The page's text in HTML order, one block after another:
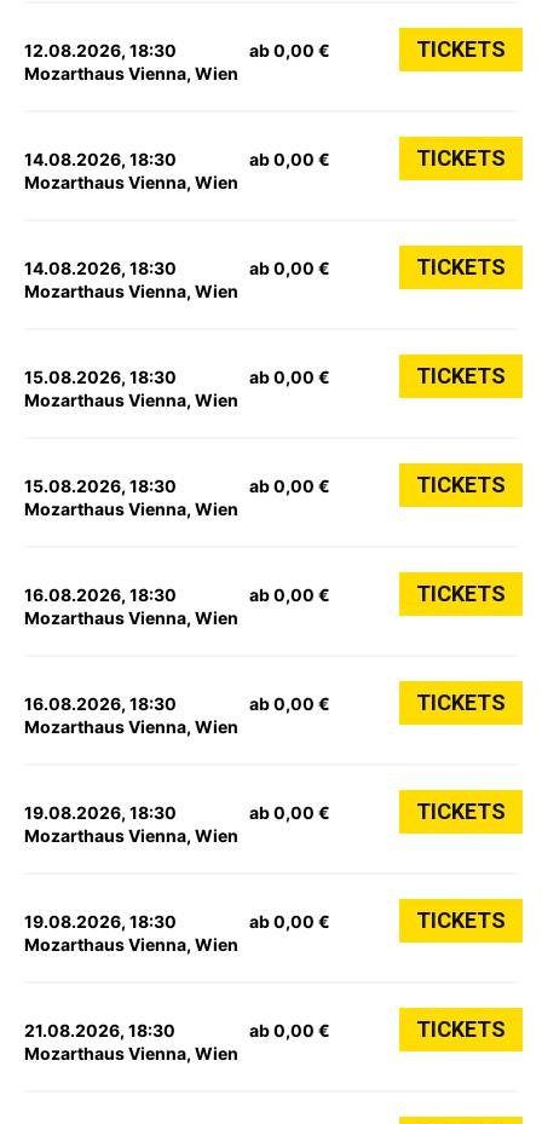
12.08.2026, 18:30
Mozarthaus Vienna, Wien
ab 0,00 € TICKETS
14.08.2026, 18:30
Mozarthaus Vienna, Wien
ab 0,00 € TICKETS
14.08.2026, 18:30
Mozarthaus Vienna, Wien
ab 0,00 € TICKETS
15.08.2026, 18:30
Mozarthaus Vienna, Wien
ab 0,00 € TICKETS
15.08.2026, 18:30
Mozarthaus Vienna, Wien
ab 0,00 € TICKETS
16.08.2026, 18:30
Mozarthaus Vienna, Wien
ab 0,00 € TICKETS
16.08.2026, 18:30
Mozarthaus Vienna, Wien
ab 0,00 € TICKETS
19.08.2026, 18:30
Mozarthaus Vienna, Wien
ab 0,00 € TICKETS
19.08.2026, 18:30
Mozarthaus Vienna, Wien
ab 0,00 € TICKETS
21.08.2026, 18:30
Mozarthaus Vienna, Wien
ab 0,00 € TICKETS